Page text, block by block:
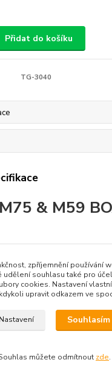
Přidat do košíku
TG-3040
& M59
jako monografie
M59 s fotografiemi ve
ilustrovanými technickými
zpříjemnění používání
udělení souhlasu také pro
cookies. Nastavení
upravit odkazem ve
Nastavení Souhlasím
můžete odmítnout zde.